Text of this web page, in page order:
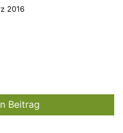
2016
Beitrag